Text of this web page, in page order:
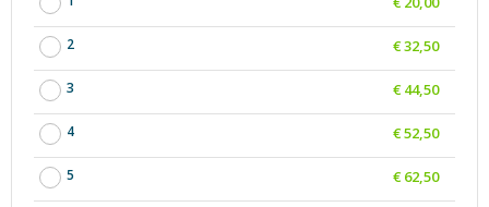
2
3
4
5
€ 32,50
€ 44,50
€ 52,50
€ 62,50